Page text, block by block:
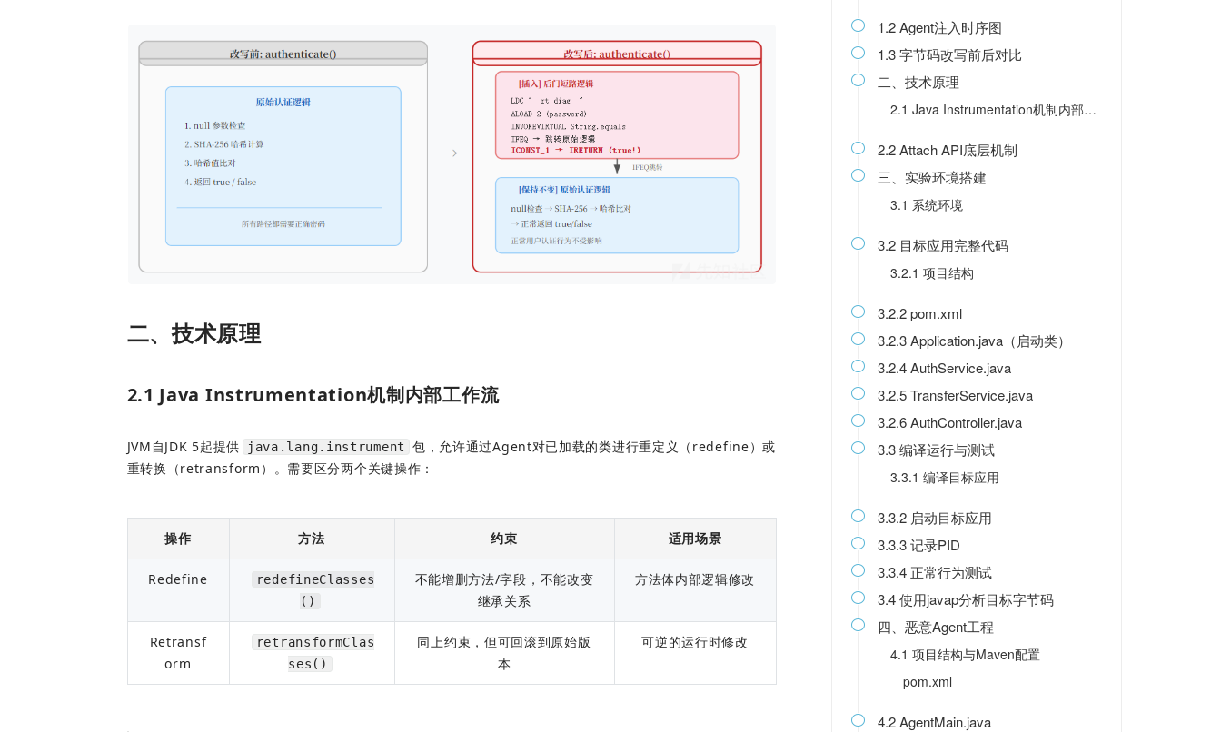
二、技术原理
2.1 Java Instrumentation机制内部工作流
JVM自JDK 5起提供 java.lang.instrument
包，允许通过Agent对已加载的类进行重定义（redefine）或
重转换（retransform）。需要区分两个关键操作：
操作 方法 约束 适用场景
Redefine
redefineClasses
()
不能增删方法/字段，不能改变
继承关系
方法体内部逻辑修改
Retransf
orm
retransformClas
ses()
同上约束，但可回滚到原始版
本
可逆的运行时修改
 1.2 Agent注入时序图
 1.3 字节码改写前后对比
 二、技术原理
2.1 Java Instrumentation机制内部工作流
 2.2 Attach API底层机制
 三、实验环境搭建
3.1 系统环境
 3.2 目标应用完整代码
3.2.1 项目结构
 3.2.2 pom.xml
 3.2.3 Application.java（启动类）
 3.2.4 AuthService.java
 3.2.5 TransferService.java
 3.2.6 AuthController.java
 3.3 编译运行与测试
3.3.1 编译目标应用
 3.3.2 启动目标应用
 3.3.3 记录PID
 3.3.4 正常行为测试
 3.4 使用javap分析目标字节码
 四、恶意Agent工程
4.1 项目结构与Maven配置
pom.xml
 4.2 AgentMain.java